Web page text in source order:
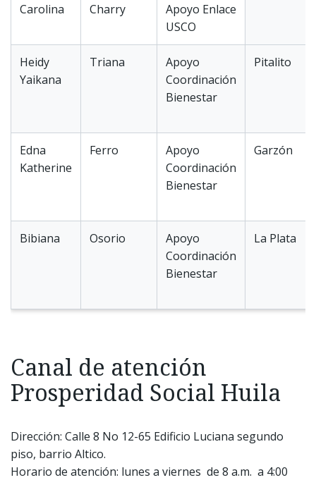
Carolina Charry
Apoyo Enlace
USCO
Heidy
Yaikana
Triana
Apoyo
Coordinación
Bienestar
Pitalito
Edna
Katherine
Ferro
Apoyo
Coordinación
Bienestar
Garzón
Bibiana Osorio
Apoyo
Coordinación
Bienestar
La Plata
Canal de atención
Prosperidad Social Huila
Dirección: Calle 8 No 12-65 Edificio Luciana segundo
piso, barrio Altico.
Horario de atención: lunes a viernes de 8 a.m. a 4:00